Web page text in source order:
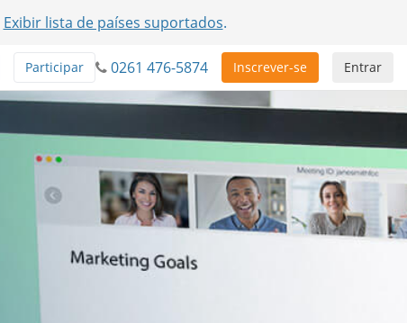
Exibir lista de países suportados.
Entrar
Inscrever-se
0261 476-5874
Participar